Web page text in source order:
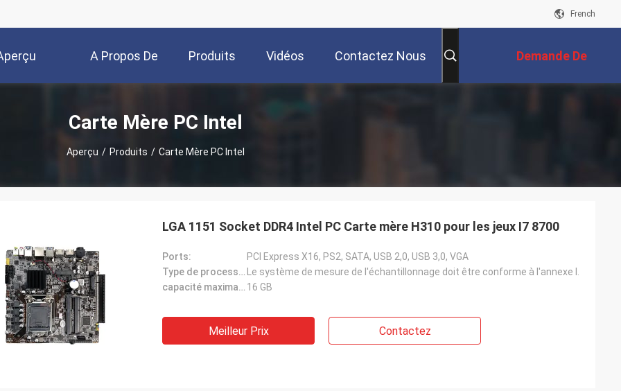
French
A Propos De
Nous
Produits Vidéos Contactez Nous Demande De
Soumission
Carte Mère PC Intel
Aperçu / Produits / Carte Mère PC Intel
LGA 1151 Socket DDR4 Intel PC Carte mère H310 pour les jeux I7 8700
Ports:
PCI Express X16, PS2, SATA, USB 2,0, USB 3,0, VGA
Type de processeur:
Le système de mesure de l'échantillonnage doit être conforme à l'annexe I.
capacité maximale de la RAM: 16 GB
Meilleur Prix Contactez